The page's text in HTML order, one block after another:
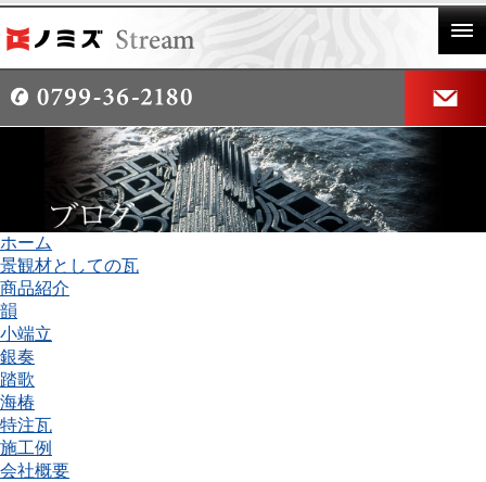
ホーム
景観材としての瓦
商品紹介
韻
小端立
銀奏
踏歌
海椿
特注瓦
施工例
会社概要